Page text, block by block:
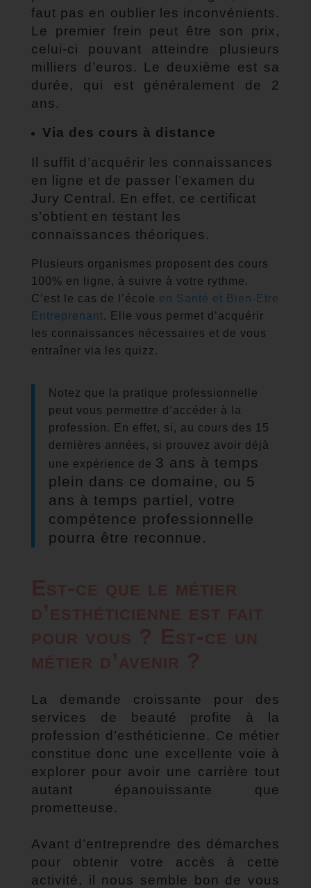
faut pas en oublier les inconvénients.
Le premier frein peut être son prix,
celui-ci pouvant atteindre plusieurs
milliers d’euros. Le deuxième est sa
durée, qui est généralement de 2
ans.
Via des cours à distance
Il suffit d’acquérir les connaissances
en ligne et de passer l’examen du
Jury Central. En effet, ce certificat
s’obtient en testant les
connaissances théoriques.
Plusieurs organismes proposent des cours
100% en ligne, à suivre à votre rythme.
C’est le cas de l’école en Santé et Bien-Etre
Entreprenant. Elle vous permet d’acquérir
les connaissances nécessaires et de vous
entraîner via les quizz.
Notez que la pratique professionnelle
peut vous permettre d’accéder à la
profession. En effet, si, au cours des 15
dernières années, si prouvez avoir déjà
une expérience de 3 ans à temps
plein dans ce domaine, ou 5
ans à temps partiel, votre
compétence professionnelle
pourra être reconnue.
La demande croissante pour des
services de beauté profite à la
profession d’esthéticienne. Ce métier
constitue donc une excellente voie à
explorer pour avoir une carrière tout
autant épanouissante que
prometteuse.
Avant d’entreprendre des démarches
pour obtenir votre accès à cette
activité, il nous semble bon de vous